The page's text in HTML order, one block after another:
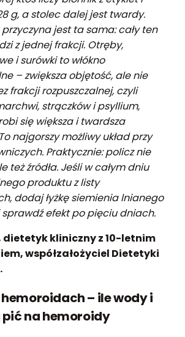
g, a stolec dalej jest twardy.
przyczyna jest ta sama: cały ten
z jednej frakcji. Otręby,
i surówki to włókno
– zwiększa objętość, ale nie
frakcji rozpuszczalnej, czyli
strączków i psyllium,
się większa i twardsza
najgorszy możliwy układ przy
Praktycznie: policz nie
też źródła. Jeśli w całym dniu
produktu z listy
dodaj łyżkę siemienia lnianego
efekt po pięciu dniach.
dietetyk kliniczny z 10-letnim
współzałożyciel Dietetyki
– ile wody i
na hemoroidy